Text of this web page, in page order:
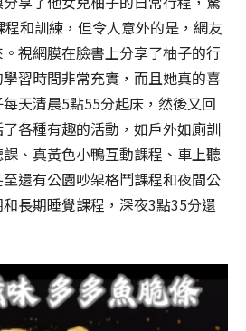
和訓練，但令人意外的是，網友
視網膜在臉書上分享了柚子的行
習時間非常充實，而且她真的喜
天清晨5點55分起床，然後又回
各種有趣的活動，如戶外如廁訓
、真黃色小鴨互動課程、車上聽
還有公園吵架格鬥課程和夜間公
長期睡覺課程，深夜3點35分還